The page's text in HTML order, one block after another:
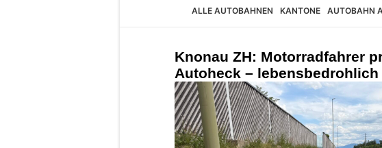
ALLE AUTOBAHNEN KANTONE AUTOBAHN
Knonau ZH: Motorradfahrer
Autoheck –